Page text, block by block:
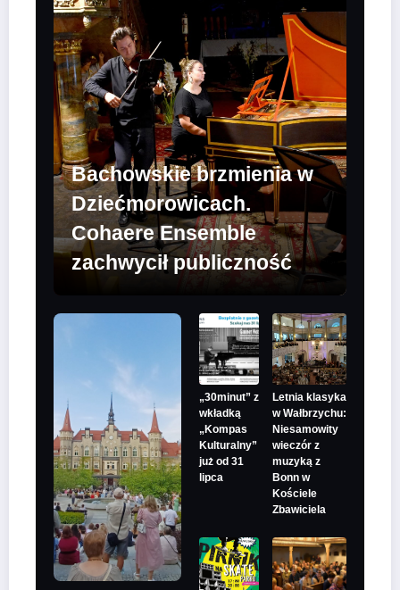
Bachowskie brzmienia w
Dziećmorowicach.
Cohaere Ensemble
zachwycił publiczność
„30minut” z
wkładką
„Kompas
Kulturalny”
już od 31
lipca
Letnia klasyka
w Wałbrzychu:
Niesamowity
wieczór z
muzyką z
Bonn w
Kościele
Zbawiciela